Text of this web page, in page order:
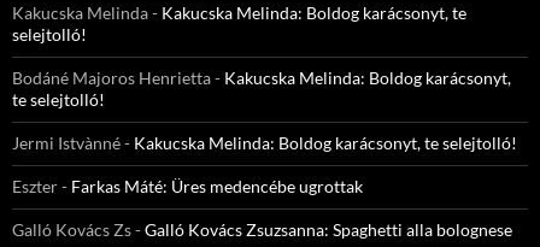
Kakucska Melinda- Kakucska Melinda: Boldog karácsonyt, te
selejtolló!
Bodáné Majoros Henrietta- Kakucska Melinda: Boldog karácsonyt,
te selejtolló!
Jermi Istvànné- Kakucska Melinda: Boldog karácsonyt, te selejtolló!
Eszter- Farkas Máté: Üres medencébe ugrottak
Galló Kovács Zs-Galló Kovács Zsuzsanna: Spaghetti alla bolognese